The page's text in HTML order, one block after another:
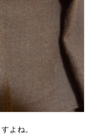
よね。